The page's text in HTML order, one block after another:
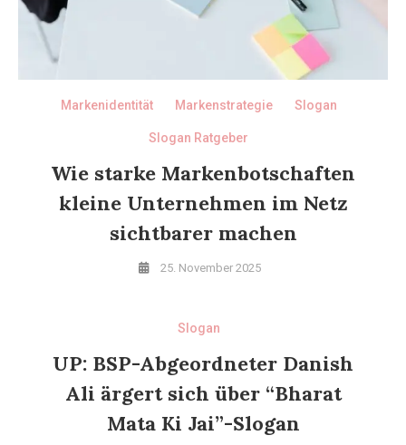
Markenidentität Markenstrategie Slogan
Slogan Ratgeber
Wie starke Markenbotschaften
kleine Unternehmen im Netz
sichtbarer machen
25. November 2025
Slogan
UP: BSP-Abgeordneter Danish
Ali ärgert sich über “Bharat
Mata Ki Jai”-Slogan